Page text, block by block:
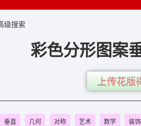
级搜索
彩色分形图案
上传花版
垂直 几何 对称 艺术 数学 装饰